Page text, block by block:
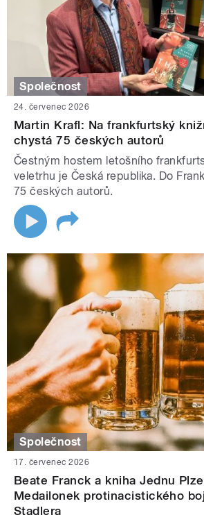
Společnost
24. červenec 2026
Martin Krafl: Na frankfurtský
chystá 75 českých autorů
Čestným hostem letošního
veletrhu je Česká republika. Do
75 českých autorů.
Společnost
17. červenec 2026
Beate Franck a kniha Jednu
Medailonek protinacistického
Stadlera